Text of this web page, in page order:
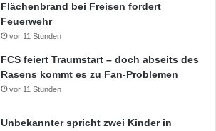
Flächenbrand bei Freisen fordert
Feuerwehr
vor 11 Stunden
FCS feiert Traumstart – doch abseits des
Rasens kommt es zu Fan-Problemen
vor 11 Stunden
Unbekannter spricht zwei Kinder in